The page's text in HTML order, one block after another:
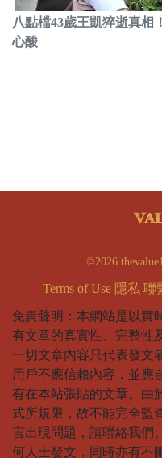
八點檔43歲王凱猝逝真相
心酸
©2026
Terms of Use 隱私 聯
免責聲明：本網站是以實
有文章的真實性、完整性
一切文章內容只代表發文
用戶不應信賴內容，並應
有在本站張貼的文章。由
式所規限，故不能完全監
言出現問題，請聯絡我們
何人士發文，同時亦有不